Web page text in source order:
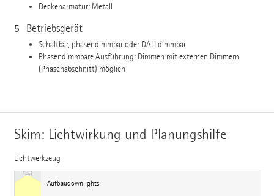
Deckenarmatur: Metall
5 Betriebsgerät
Schaltbar, phasendimmbar oder DALI dimmbar
Phasendimmbare Ausführung: Dimmen mit externen Dimmern
(Phasenabschnitt) möglich
Skim: Lichtwirkung und Planungshilfe
Lichtwerkzeug
Aufbaudownlights